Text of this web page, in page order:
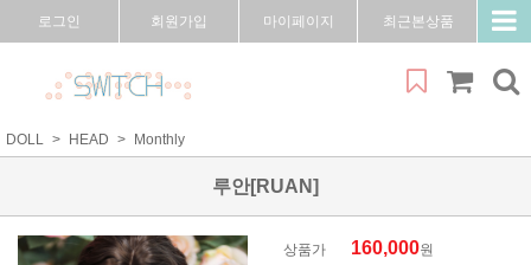
로그인 회원가입 마이페이지 최근본상품
DOLL HEAD Monthly
루안[RUAN]
상품가 160,000원